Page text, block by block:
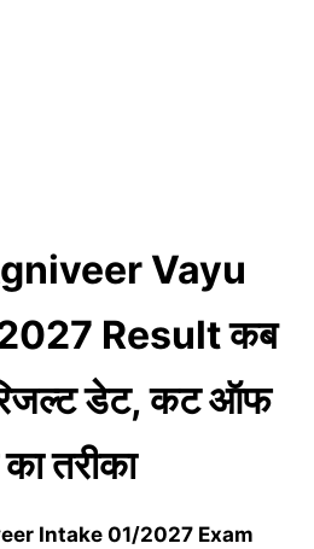
Vayu
Result कब
डेट, कट ऑफ
तरीका
Intake 01/2027 Exam